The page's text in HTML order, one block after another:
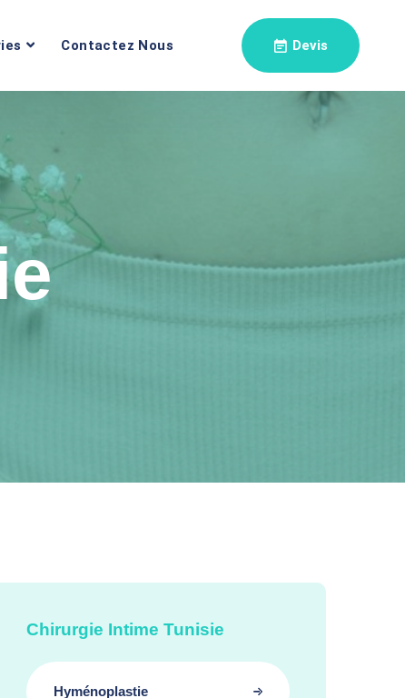
Contactez Nous Devis
Chirurgie Intime Tunisie
Hyménoplastie